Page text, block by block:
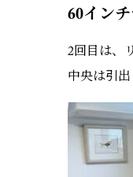
60イン
2回目は、
中央は引